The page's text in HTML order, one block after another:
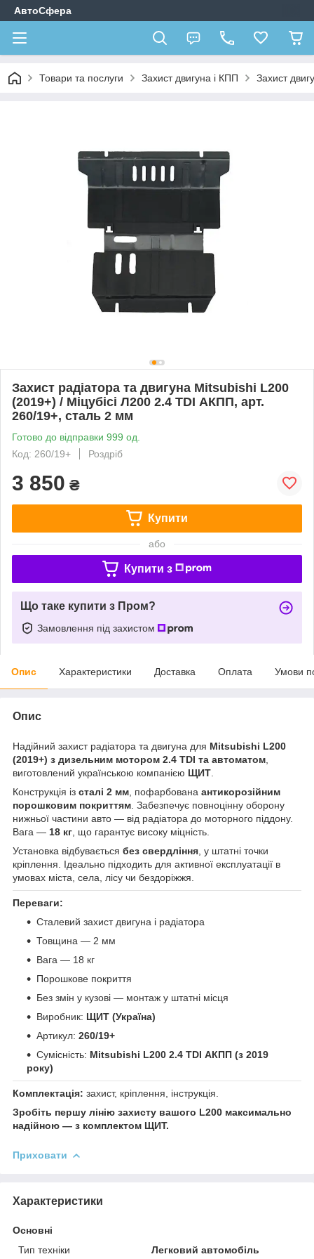
АвтоСфера
Товари та послуги Захист двигуна і КПП Захист
Захист радіатора та двигуна Mitsubishi L200
(2019+) / Міцубісі Л200 2.4 TDI АКПП, арт.
260/19+, сталь 2 мм
Готово до відправки 999 од.
Код: 260/19+
Роздріб
3 850 ₴
Купити
або
Купити з
Що таке купити з Пром?
Замовлення під захистом
Опис Характеристики Доставка Оплата Умови
Опис
Надійний захист радіатора та двигуна для Mitsubishi L200
(2019+) з дизельним мотором 2.4 TDI та автоматом
виготовлений українською компанією ЩИТ
Конструкція із сталі 2 мм , пофарбована антикорозійним
порошковим покриттям . Забезпечує повноцінну оборону
нижньої частини авто — від радіатора до моторного піддону.
Вага — 18 кг , що гарантує високу міцність.
Установка відбувається без свердління , у штатні точки
кріплення. Ідеально підходить для активної експлуатації в
умовах міста, села, лісу чи бездоріжжя.
Переваги:
Сталевий захист двигуна і радіатора
Товщина — 2 мм
Вага — 18 кг
Порошкове покриття
Без змін у кузові — монтаж у штатні місця
Виробник: ЩИТ (Україна)
Артикул: 260/19+
Сумісність: Mitsubishi L200 2.4 TDI АКПП (з 2019
року)
Комплектація: захист, кріплення, інструкція.
Зробіть першу лінію захисту вашого L200 максимально
надійною — з комплектом ЩИТ.
Приховати
Характеристики
Основні
Тип техніки
Легковий автомобіль